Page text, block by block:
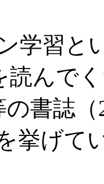
学習と
んで
書誌
挙げて